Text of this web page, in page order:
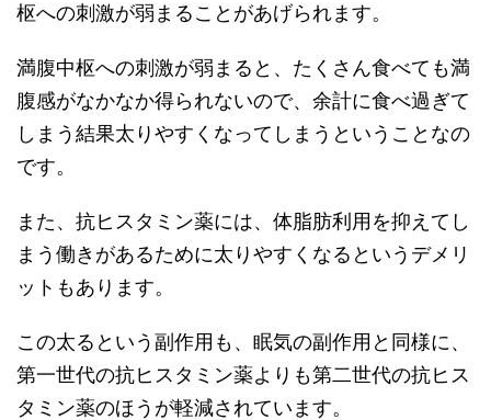
枢への刺激が弱まることがあげられます。
満腹中枢への刺激が弱まると、たくさん食べても満
腹感がなかなか得られないので、余計に食べ過ぎて
しまう結果太りやすくなってしまうということなの
です。
また、抗ヒスタミン薬には、体脂肪利用を抑えてし
まう働きがあるために太りやすくなるというデメリ
ットもあります。
この太るという副作用も、眠気の副作用と同様に、
第一世代の抗ヒスタミン薬よりも第二世代の抗ヒス
タミン薬のほうが軽減されています。